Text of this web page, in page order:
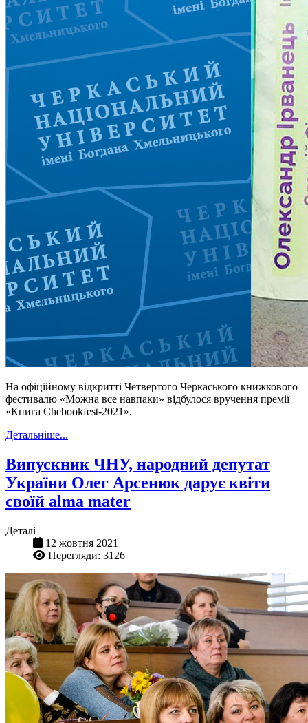
На офіційному відкритті Четвертого Черкаського книжкового
фестивалю «Можна все навпаки» відбулося вручення премії
«Книга Chebookfest-2021».
Детальніше...
Випускник ЧНУ, народний депутат
України Олег Арсенюк дарує квіти
своїй alma mater
Деталі
12 жовтня 2021
Перегляди: 3126